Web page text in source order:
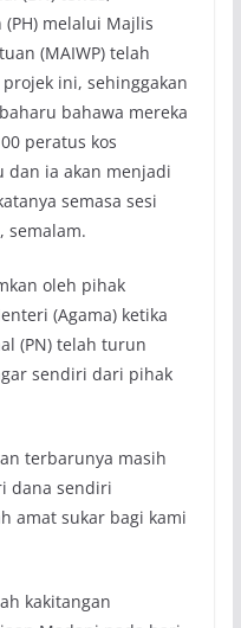
melalui Majlis
(MAIWP) telah
ini, sehinggakan
bahawa mereka
peratus kos
dan ia akan menjadi
semasa sesi
semalam.
oleh pihak
(Agama) ketika
(PN) telah turun
sendiri dari pihak
terbarunya masih
dana sendiri
amat sukar bagi kami
kakitangan